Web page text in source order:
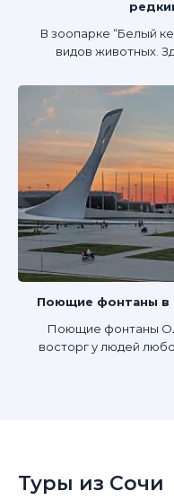
В зоопарке “Белый
видов животных.
Поющие фонтаны в
Поющие фонтаны
восторг у людей
Туры из Сочи